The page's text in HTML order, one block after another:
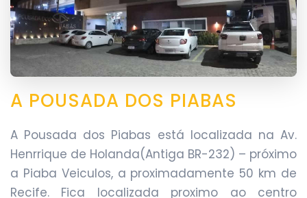
A POUSADA DOS PIABAS
A Pousada dos Piabas está localizada na Av.
Henrrique de Holanda(Antiga BR-232) – próximo
a Piaba Veiculos, a proximadamente 50 km de
Recife. Fica localizada proximo ao centro